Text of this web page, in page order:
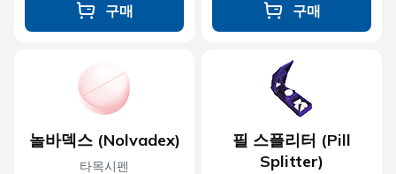
구매 구매
놀바덱스 (Nolvadex)
타목시펜
필 스플리터 (Pill
Splitter)